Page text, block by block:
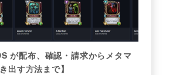
が配布、確認・請求からメタマ
出す方法まで】